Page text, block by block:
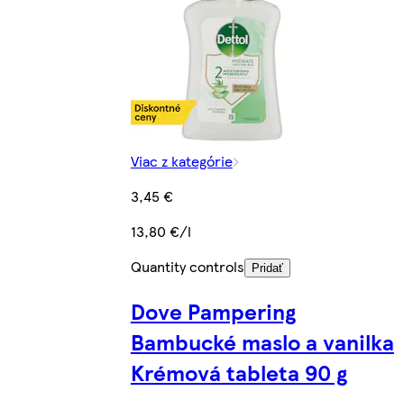
Viac z kategórie
3,45 €
13,80 €/l
Quantity controls
Pridať
Dove Pampering
Bambucké maslo a vanilka
Krémová tableta 90 g